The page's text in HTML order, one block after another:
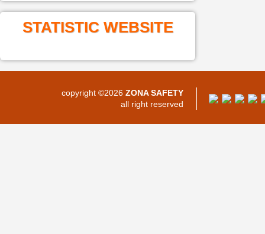
STATISTIC WEBSITE
copyright ©2026 ZONA SAFETY
all right reserved